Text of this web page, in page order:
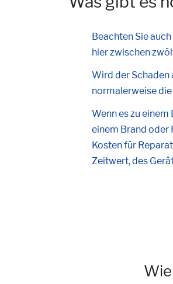
Beachten Sie
hier zwischen
Wird der Schaden
normalerweise die
Wenn es zu
einem Brand oder
Kosten für
Zeitwert, des